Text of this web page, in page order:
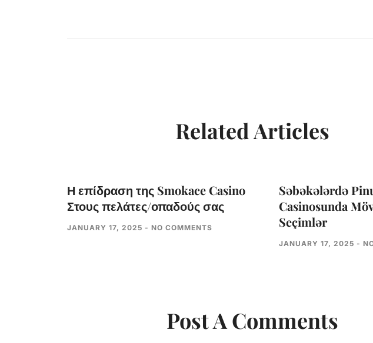
Related Articles
Η επίδραση της Smokace Casino
Στους πελάτες/οπαδούς σας
JANUARY 17, 2025 NO COMMENTS
Səbəkələrdə
Casinosunda
Seçimlər
JANUARY 17, 2025
Post A Comments